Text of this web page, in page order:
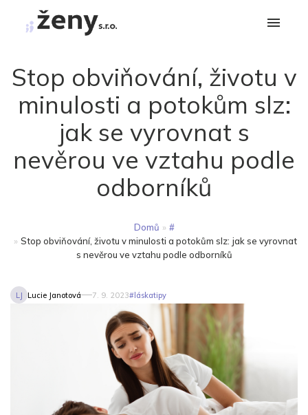
Stop obviňování, životu v
minulosti a potokům slz:
jak se vyrovnat s
nevěrou ve vztahu podle
odborníků
Domů » #
» Stop obviňování, životu v minulosti a potokům slz: jak se vyrovnat
s nevěrou ve vztahu podle odborníků
LJ Lucie Janotová 7. 9. 2023#láskatipy